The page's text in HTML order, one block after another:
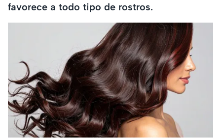
favorece a todo tipo de rostros.